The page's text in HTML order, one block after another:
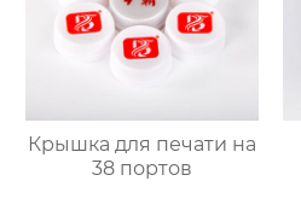
Крышка для печати на
38 портов